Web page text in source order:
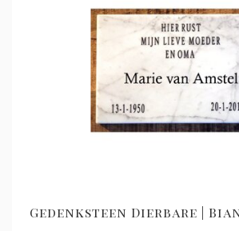
Gedenksteen Dierbare |